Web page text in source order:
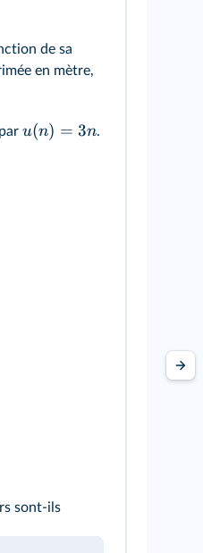
de sa
en mètre,
paru(n) = 3n.
sont-ils